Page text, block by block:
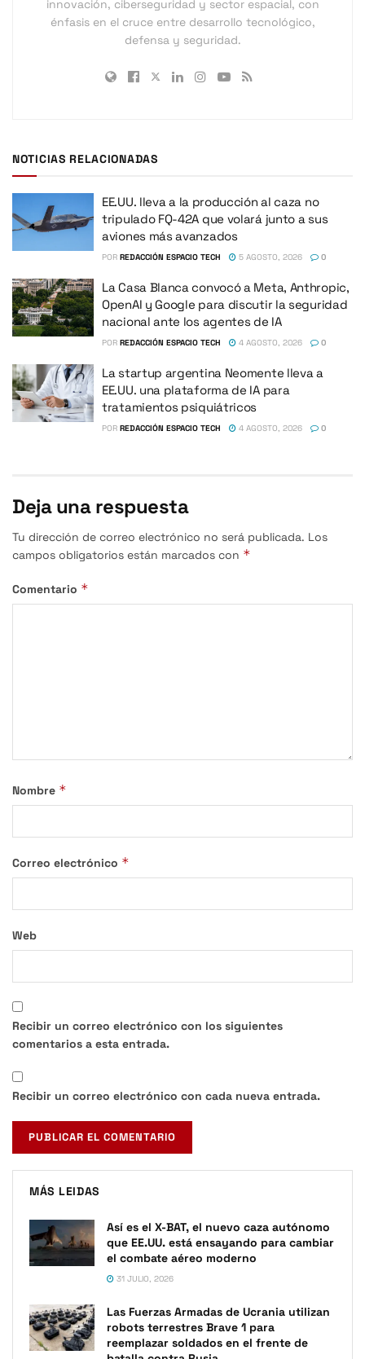
innovación, ciberseguridad y sector espacial, con
énfasis en el cruce entre desarrollo tecnológico,
defensa y seguridad.
NOTICIAS RELACIONADAS
EE.UU. lleva a la producción al caza no
tripulado FQ-42A que volará junto a sus
aviones más avanzados
POR REDACCIÓN ESPACIO TECH 5 AGOSTO, 2026 0
La Casa Blanca convocó a Meta, Anthropic,
OpenAI y Google para discutir la seguridad
nacional ante los agentes de IA
POR REDACCIÓN ESPACIO TECH 4 AGOSTO, 2026 0
La startup argentina Neomente lleva a
EE.UU. una plataforma de IA para
tratamientos psiquiátricos
POR REDACCIÓN ESPACIO TECH 4 AGOSTO, 2026 0
Deja una respuesta
Tu dirección de correo electrónico no será publicada. Los
campos obligatorios están marcados con *
Comentario *
Nombre *
Correo electrónico *
Web
Recibir un correo electrónico con los siguientes
comentarios a esta entrada.
Recibir un correo electrónico con cada nueva entrada.
MÁS LEIDAS
Así es el X-BAT, el nuevo caza autónomo
que EE.UU. está ensayando para cambiar
el combate aéreo moderno
31 JULIO, 2026
Las Fuerzas Armadas de Ucrania utilizan
robots terrestres Brave 1 para
reemplazar soldados en el frente de